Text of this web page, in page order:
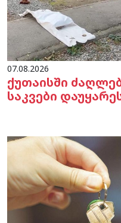
07.08.2026
ქუთაისში
საკვები